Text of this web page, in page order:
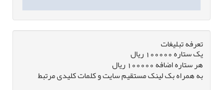
تعرفه تبلیغات
یک ستاره 100000 ریال
هر ستاره اضافه 100000 ریال
به همراه بک لینک مستقیم سایت و کلمات کلیدی مرتبط